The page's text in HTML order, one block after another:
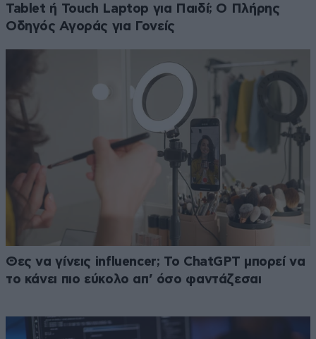
Tablet ή Touch Laptop για Παιδί; Ο Πλήρης
Οδηγός Αγοράς για Γονείς
Θες να γίνεις influencer; Το ChatGPT μπορεί να
το κάνει πιο εύκολο απ’ όσο φαντάζεσαι